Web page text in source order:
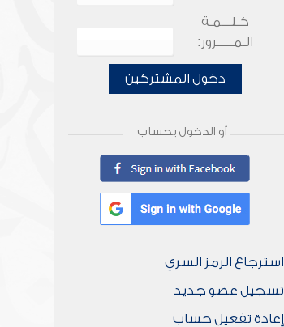
كـلـــمـة
الـمـــــرور:
دخول المشتركين
أو الدخول بحساب
استرجاع الرمز السري
تسجيل عضو جديد
إعادة تفعيل حساب